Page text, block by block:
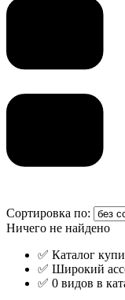
Сортировка по:
Ничего не найдено
✅ Каталог
✅ Широкий
✅ 0 видов в